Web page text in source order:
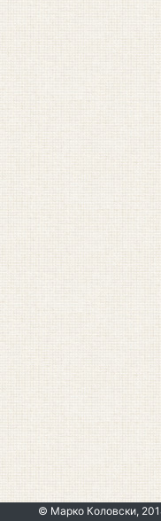
© Марко Коловски,